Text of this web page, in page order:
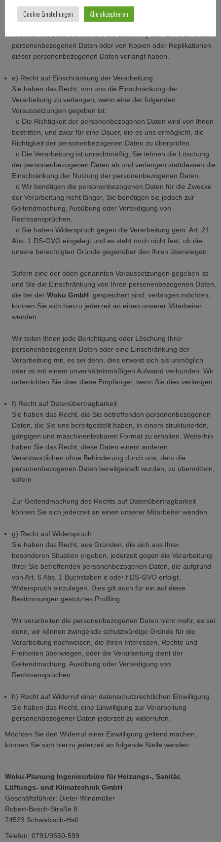
technischer Art, um für die Datenverarbeitung Verantwortliche,
die die personenbezogenen Daten verarbeiten, darüber zu
informieren, dass Sie von uns die Löschung aller Links zu diesen
personenbezogenen Daten oder von Kopien oder Replikationen
dieser personenbezogenen Daten verlangt haben.
e) Recht auf Einschränkung der Verarbeitung
Sie haben das Recht, von uns die Einschränkung der
Verarbeitung zu verlangen, wenn eine der folgenden
Voraussetzungen gegeben ist:
o Die Richtigkeit der personenbezogenen Daten wird von Ihnen
bestritten, und zwar für eine Dauer, die es uns ermöglicht, die
Richtigkeit der personenbezogenen Daten zu überprüfen.
o Die Verarbeitung ist unrechtmäßig, Sie lehnen die Löschung
der personenbezogenen Daten ab und verlangen stattdessen die
Einschränkung der Nutzung der personenbezogenen Daten.
o Wir benötigen die personenbezogenen Daten für die Zwecke
der Verarbeitung nicht länger, Sie benötigen sie jedoch zur
Geltendmachung, Ausübung oder Verteidigung von
Rechtsansprüchen.
o Sie haben Widerspruch gegen die Verarbeitung gem. Art. 21
Abs. 1 DS-GVO eingelegt und es steht noch nicht fest, ob die
unsere berechtigten Gründe gegenüber den Ihren überwiegen.
Sofern eine der oben genannten Voraussetzungen gegeben ist
und Sie die Einschränkung von Ihren personenbezogenen Daten,
die bei der Woku GmbH gespeichert sind, verlangen möchten,
können Sie sich hierzu jederzeit an einen unserer Mitarbeiter
wenden.
Wir teilen Ihnen jede Berichtigung oder Löschung Ihrer
personenbezogenen Daten oder eine Einschränkung der
Verarbeitung mit, es sei denn, dies erweist sich als unmöglich
oder ist mit einem unverhältnismäßigen Aufwand verbunden. Wir
unterrichten Sie über diese Empfänger, wenn Sie dies verlangen.
f) Recht auf Datenübertragbarkeit
Sie haben das Recht, die Sie betreffenden personenbezogenen
Daten, die Sie uns bereitgestellt haben, in einem strukturierten,
gängigen und maschinenlesbaren Format zu erhalten. Weiterhin
haben Sie das Recht, diese Daten einem anderen
Verantwortlichen ohne Behinderung durch uns, dem die
personenbezogenen Daten bereitgestellt wurden, zu übermitteln,
sofern
Zur Geltendmachung des Rechts auf Datenübertragbarkeit
können Sie sich jederzeit an einen unserer Mitarbeiter wenden.
g) Recht auf Widerspruch
Sie haben das Recht, aus Gründen, die sich aus Ihrer
besonderen Situation ergeben, jederzeit gegen die Verarbeitung
Ihrer Sie betreffenden personenbezogenen Daten, die aufgrund
von Art. 6 Abs. 1 Buchstaben e oder f DS-GVO erfolgt,
Widerspruch einzulegen. Dies gilt auch für ein auf diese
Bestimmungen gestütztes Profiling.
Wir verarbeiten die personenbezogenen Daten nicht mehr, es sei
denn, wir können zwingende schutzwürdige Gründe für die
Verarbeitung nachweisen, die Ihren Interessen, Rechte und
Freiheiten überwiegen, oder die Verarbeitung dient der
Geltendmachung, Ausübung oder Verteidigung von
Rechtsansprüchen.
h) Recht auf Widerruf einer datenschutzrechtlichen Einwilligung
Sie haben das Recht, eine Einwilligung zur Verarbeitung
personenbezogener Daten jederzeit zu widerrufen.
Möchten Sie den Widerruf einer Einwilligung geltend machen,
können Sie sich hierzu jederzeit an folgende Stelle wenden:
Woku-Planung Ingenieurbüro für Heizungs-, Sanitär,
Lüftungs- und Klimatechnik GmbH
Geschäftsführer: Dieter Windmüller
Robert-Bosch-Straße 8
74523 Schwäbisch-Hall
Telefon: 0791/9550-599
Cookie Einstellungen Alle akzeptieren